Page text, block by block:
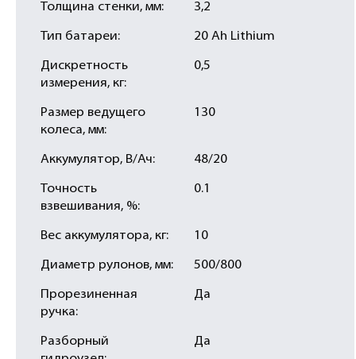
Толщина стенки, мм: 3,2
Тип батареи: 20 Ah Lithium
Дискретность
измерения, кг:
0,5
Размер ведущего
колеса, мм:
130
Аккумулятор, В/Ач: 48/20
Точность
взвешивания, %:
0.1
Вес аккумулятора, кг: 10
Диаметр рулонов, мм: 500/800
Прорезиненная
ручка:
Да
Разборный
Да